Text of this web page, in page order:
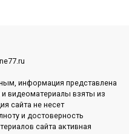
информация представлена
видеоматериалы взяты из
сайта не несет
и достоверность
сайта активная